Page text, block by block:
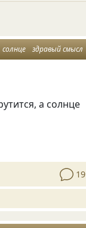
солнце здравый смысл
а солнце
19